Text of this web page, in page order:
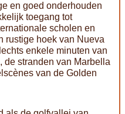
en goed onderhouden
toegang tot
scholen en
rustige hoek van Nueva
enkele minuten van
de stranden van Marbella
van de Golden